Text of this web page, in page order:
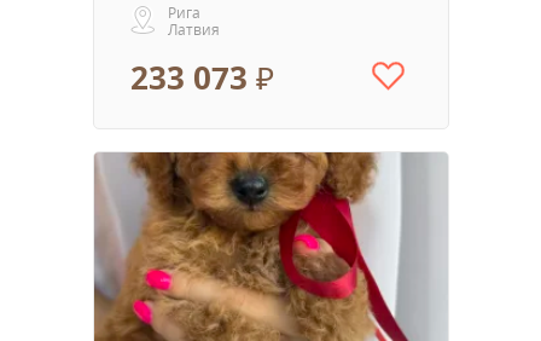
Рига
Латвия
233 073 ₽